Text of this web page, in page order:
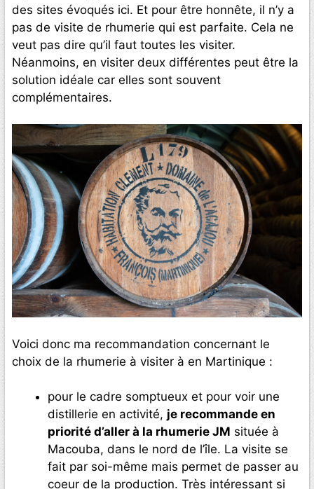
des sites évoqués ici. Et pour être honnête, il n’y a
pas de visite de rhumerie qui est parfaite. Cela ne
veut pas dire qu’il faut toutes les visiter.
Néanmoins, en visiter deux différentes peut être la
solution idéale car elles sont souvent
complémentaires.
Voici donc ma recommandation concernant le
choix de la rhumerie à visiter à en Martinique :
pour le cadre somptueux et pour voir une
distillerie en activité, je recommande en
priorité d’aller à la rhumerie JM située à
Macouba, dans le nord de l’île. La visite se
fait par soi-même mais permet de passer au
coeur de la production. Très intéressant si